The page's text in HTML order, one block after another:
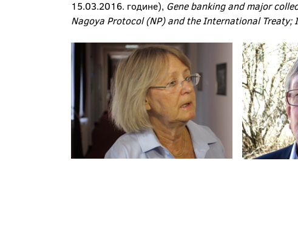
15.03.2016. године), Gene banking and major
Nagoya Protocol (NP) and the International Treaty;